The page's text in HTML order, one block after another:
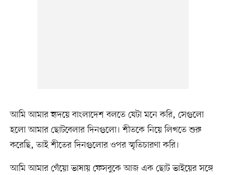
আমি আমার হৃদয়ে বাংলাদেশ বলতে যেটা মনে করি, সেগুলো
হলো আমার ছোটবেলার দিনগুলো। শীতকে নিয়ে লিখতে শুরু
করেছি, তাই শীতের দিনগুলোর ওপর স্মৃতিচারণা করি।
আমি আমার গেঁয়ো ভাষায় ফেসবুকে আজ এক ছোট ভাইয়ের সঙ্গে